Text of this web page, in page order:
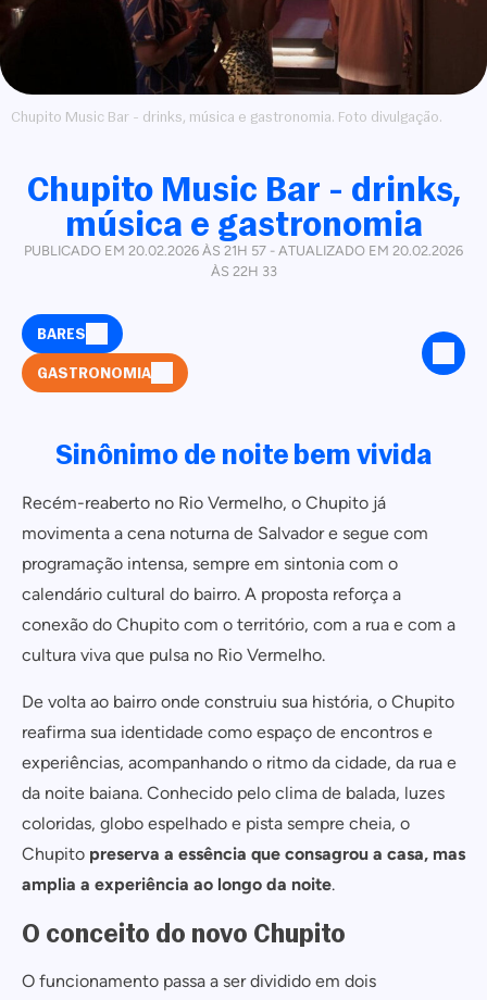
Chupito Music Bar - drinks, música e gastronomia. Foto divulgação.
Chupito Music Bar - drinks,
música e gastronomia
PUBLICADO EM 20.02.2026 ÀS 21H 57 - ATUALIZADO EM 20.02.2026
ÀS 22H 33
BARES
GASTRONOMIA
Sinônimo de noite bem vivida
Recém-reaberto no Rio Vermelho, o Chupito já
movimenta a cena noturna de Salvador e segue com
programação intensa, sempre em sintonia com o
calendário cultural do bairro. A proposta reforça a
conexão do Chupito com o território, com a rua e com a
cultura viva que pulsa no Rio Vermelho.
De volta ao bairro onde construiu sua história, o Chupito
reafirma sua identidade como espaço de encontros e
experiências, acompanhando o ritmo da cidade, da rua e
da noite baiana. Conhecido pelo clima de balada, luzes
coloridas, globo espelhado e pista sempre cheia, o
Chupito preserva a essência que consagrou a casa, mas
amplia a experiência ao longo da noite.
O conceito do novo Chupito
O funcionamento passa a ser dividido em dois